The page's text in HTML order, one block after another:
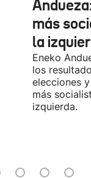
más
la
Eneko
los
elecciones
más
izquierda.